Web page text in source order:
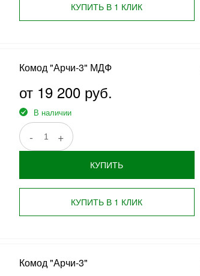
КУПИТЬ В 1 КЛИК
Комод "Арчи-3" МДФ
от 19 200 руб.
В наличии
- +
КУПИТЬ
КУПИТЬ В 1 КЛИК
Комод "Арчи-3"